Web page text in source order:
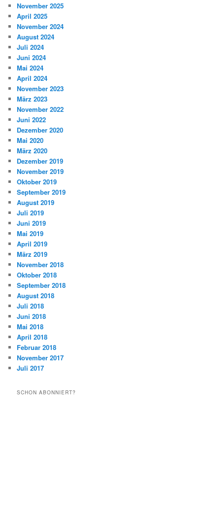
November 2025
April 2025
November 2024
August 2024
Juli 2024
Juni 2024
Mai 2024
April 2024
November 2023
März 2023
November 2022
Juni 2022
Dezember 2020
Mai 2020
März 2020
Dezember 2019
November 2019
Oktober 2019
September 2019
August 2019
Juli 2019
Juni 2019
Mai 2019
April 2019
März 2019
November 2018
Oktober 2018
September 2018
August 2018
Juli 2018
Juni 2018
Mai 2018
April 2018
Februar 2018
November 2017
Juli 2017
SCHON ABONNIERT?